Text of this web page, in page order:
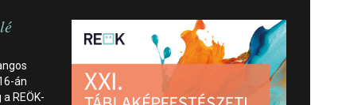
án
REÖK-